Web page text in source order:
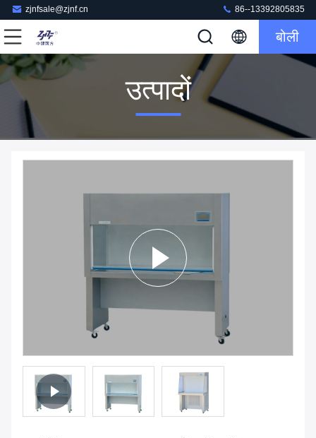
zjnfsale@zjnf.cn 86--13392805835
बोली
उत्पादों